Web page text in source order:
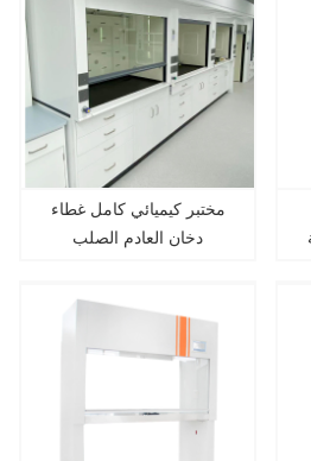
مختبر كيميائي كامل غطاء
دخان العادم الصلب